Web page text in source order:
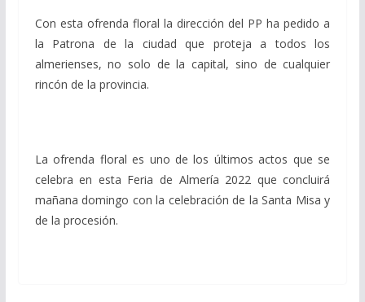
Con esta ofrenda floral la dirección del PP ha pedido a
la Patrona de la ciudad que proteja a todos los
almerienses, no solo de la capital, sino de cualquier
rincón de la provincia.
La ofrenda floral es uno de los últimos actos que se
celebra en esta Feria de Almería 2022 que concluirá
mañana domingo con la celebración de la Santa Misa y
de la procesión.